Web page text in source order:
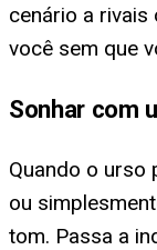
cenário a rivais
você sem que
Sonhar com
Quando o urso
ou
tom. Passa a